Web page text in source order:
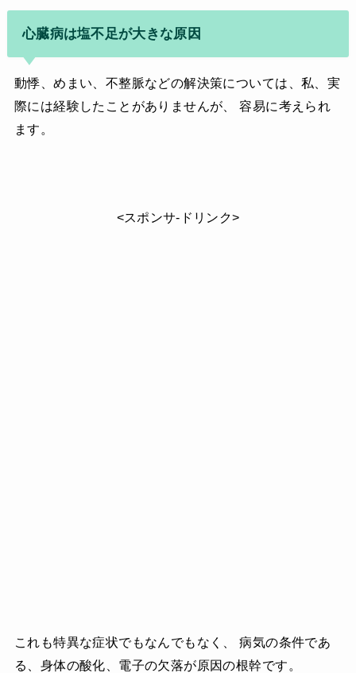
心臓病は塩不足が大きな原因
動悸、めまい、不整脈などの解決策については、私、実
際には経験したことがありませんが、 容易に考えられ
ます。
<スポンサ-ドリンク>
これも特異な症状でもなんでもなく、 病気の条件であ
る、身体の酸化、電子の欠落が原因の根幹です。